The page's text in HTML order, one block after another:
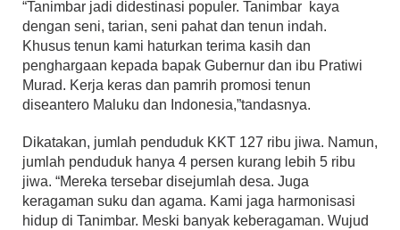
“Tanimbar jadi didestinasi populer. Tanimbar kaya
dengan seni, tarian, seni pahat dan tenun indah.
Khusus tenun kami haturkan terima kasih dan
penghargaan kepada bapak Gubernur dan ibu Pratiwi
Murad. Kerja keras dan pamrih promosi tenun
diseantero Maluku dan Indonesia,”tandasnya.
Dikatakan, jumlah penduduk KKT 127 ribu jiwa. Namun,
jumlah penduduk hanya 4 persen kurang lebih 5 ribu
jiwa. “Mereka tersebar disejumlah desa. Juga
keragaman suku dan agama. Kami jaga harmonisasi
hidup di Tanimbar. Meski banyak keberagaman. Wujud